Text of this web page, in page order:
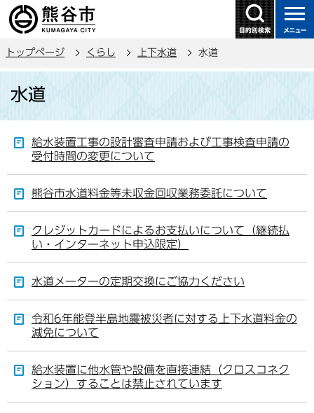
の
トップページ くらし 上下水道 水道
水道
給水装置工事の設計審査申請および工事検査申請の
受付時間の変更について
熊谷市水道料金等未収金回収業務委託について
クレジットカードによるお支払いについて（継続払
い・インターネット申込限定）
水道メーターの定期交換にご協力ください
令和6年能登半島地震被災者に対する上下水道料金の
減免について
給水装置に他水管や設備を直接連結（クロスコネク
ション）することは禁止されています